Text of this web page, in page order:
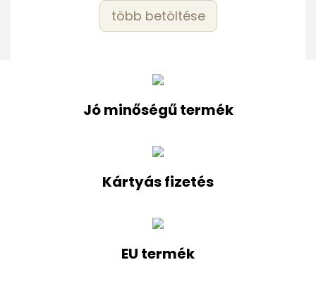
több betöltése
Jó minőségű termék
Kártyás fizetés
EU termék